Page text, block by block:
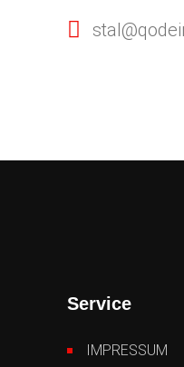
Service
IMPRESSUM